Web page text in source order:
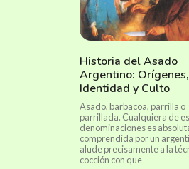
Historia del Asado
Argentino: Orígenes,
Identidad y Culto
Asado, barbacoa, parrilla o
parrillada. Cualquiera de
denominaciones es
comprendida por un
alude precisamente a la
cocción con que